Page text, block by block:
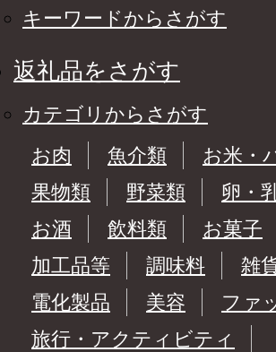
キーワードからさがす
返礼品をさがす
カテゴリからさがす
お肉
魚介類
お米・
果物類
野菜類
卵・
お酒
飲料類 お菓子
加工品等
調味料
雑
電化製品
美容
ファ
旅行・アクティビティ